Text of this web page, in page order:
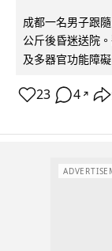
成都一名男子跟
公斤後昏迷送院
及多器官功能障
23 4 ↗